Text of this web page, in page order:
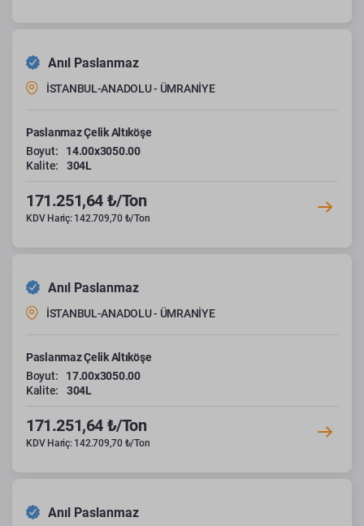
Anıl Paslanmaz
İSTANBUL-ANADOLU - ÜMRANİYE
Paslanmaz Çelik Altıköşe
Boyut:
14.00x3050.00
Kalite:
304L
171.251,64 ₺/Ton
KDV Hariç: 142.709,70 ₺/Ton
Anıl Paslanmaz
İSTANBUL-ANADOLU - ÜMRANİYE
Paslanmaz Çelik Altıköşe
Boyut:
17.00x3050.00
Kalite:
304L
171.251,64 ₺/Ton
KDV Hariç: 142.709,70 ₺/Ton
Anıl Paslanmaz